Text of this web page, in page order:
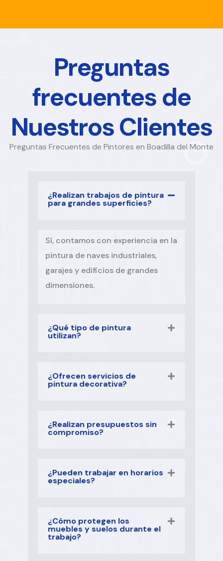
Preguntas
frecuentes de
Nuestros Clientes
Preguntas Frecuentes de Pintores en Boadilla del Monte
¿Realizan trabajos de pintura
para grandes superficies?
Sí, contamos con experiencia en la
pintura de naves industriales,
garajes y edificios de grandes
dimensiones.
¿Qué tipo de pintura
utilizan?
¿Ofrecen servicios de
pintura decorativa?
¿Realizan presupuestos sin
compromiso?
¿Pueden trabajar en horarios
especiales?
¿Cómo protegen los
muebles y suelos durante el
trabajo?